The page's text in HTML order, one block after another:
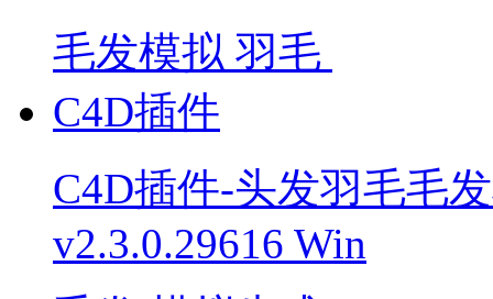
毛发模拟 羽毛
C4D插件
C4D插件-头发羽毛毛
v2.3.0.29616 Win